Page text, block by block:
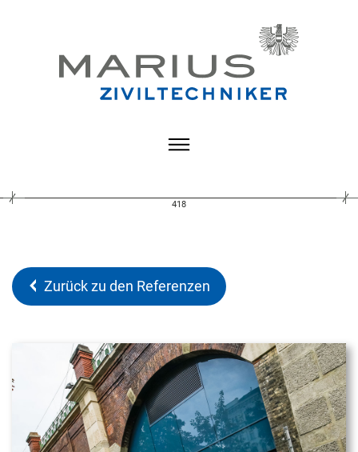
418
Zurück zu den Referenzen